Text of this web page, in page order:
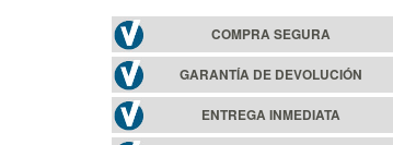
COMPRA SEGURA
GARANTÍA DE DEVOLUCIÓN
ENTREGA INMEDIATA